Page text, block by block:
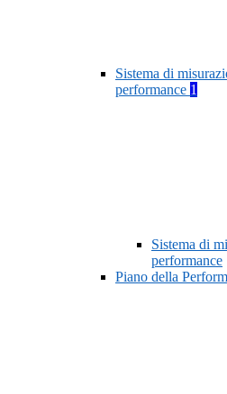
Sistema di
performance 1
Sistema di
performance
Piano della